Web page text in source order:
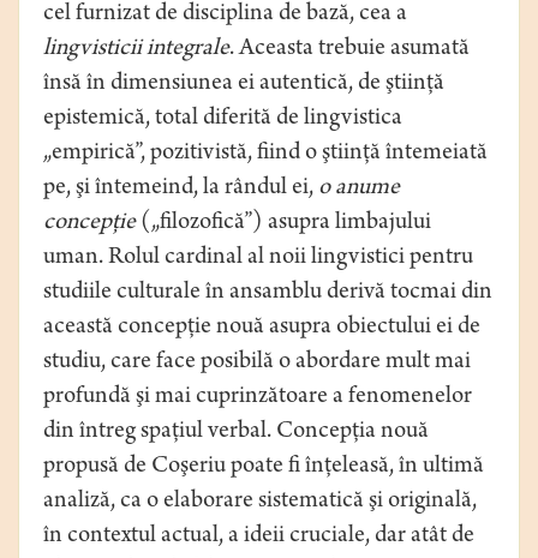
cel furnizat de disciplina de bază, cea a
lingvisticii integrale. Aceasta trebuie asumată
însă în dimensiunea ei autentică, de ştiinţă
epistemică, total diferită de lingvistica
„empirică”, pozitivistă, fiind o ştiinţă întemeiată
pe, şi întemeind, la rândul ei, o anume
concepţie(„filozofică”) asupra limbajului
uman. Rolul cardinal al noii lingvistici pentru
studiile culturale în ansamblu derivă tocmai din
această concepţie nouă asupra obiectului ei de
studiu, care face posibilă o abordare mult mai
profundă şi mai cuprinzătoare a fenomenelor
din întreg spaţiul verbal. Concepţia nouă
propusă de Coşeriu poate fi înţeleasă, în ultimă
analiză, ca o elaborare sistematică şi originală,
în contextul actual, a ideii cruciale, dar atât de